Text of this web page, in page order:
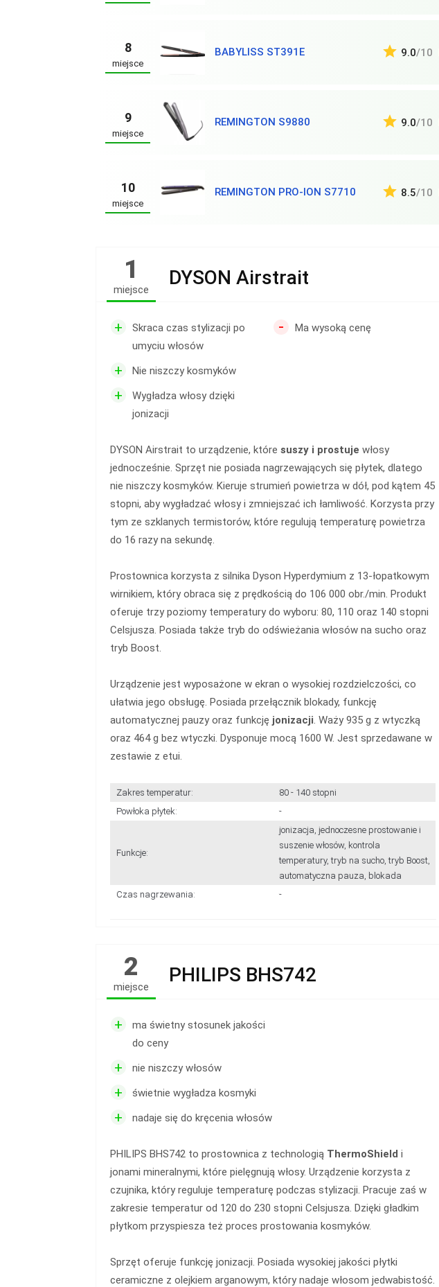
8
miejsce
BABYLISS ST391E 9.0/10
9
miejsce
REMINGTON S9880 9.0/10
10
miejsce
REMINGTON PRO-ION S7710 8.5/10
1
miejsce
DYSON Airstrait
+
Skraca czas stylizacji po
umyciu włosów
+ Nie niszczy kosmyków
+
Wygładza włosy dzięki
jonizacji
- Ma wysoką cenę
DYSON Airstrait to urządzenie, które suszy i prostuje włosy
jednocześnie. Sprzęt nie posiada nagrzewających się płytek, dlatego
nie niszczy kosmyków. Kieruje strumień powietrza w dół, pod kątem 45
stopni, aby wygładzać włosy i zmniejszać ich łamliwość. Korzysta przy
tym ze szklanych termistorów, które regulują temperaturę powietrza
do 16 razy na sekundę.
Prostownica korzysta z silnika Dyson Hyperdymium z 13-łopatkowym
wirnikiem, który obraca się z prędkością do 106 000 obr./min. Produkt
oferuje trzy poziomy temperatury do wyboru: 80, 110 oraz 140 stopni
Celsjusza. Posiada także tryb do odświeżania włosów na sucho oraz
tryb Boost.
Urządzenie jest wyposażone w ekran o wysokiej rozdzielczości, co
ułatwia jego obsługę. Posiada przełącznik blokady, funkcję
automatycznej pauzy oraz funkcję jonizacji. Waży 935 g z wtyczką
oraz 464 g bez wtyczki. Dysponuje mocą 1600 W. Jest sprzedawane w
zestawie z etui.
Zakres temperatur:
80 - 140 stopni
Powłoka płytek:
-
Funkcje:
jonizacja, jednoczesne prostowanie i
suszenie włosów, kontrola
temperatury, tryb na sucho, tryb Boost,
automatyczna pauza, blokada
Czas nagrzewania:
-
2
miejsce
PHILIPS BHS742
+
ma świetny stosunek jakości
do ceny
+ nie niszczy włosów
+ świetnie wygładza kosmyki
+ nadaje się do kręcenia włosów
PHILIPS BHS742 to prostownica z technologią ThermoShield i
jonami mineralnymi, które pielęgnują włosy. Urządzenie korzysta z
czujnika, który reguluje temperaturę podczas stylizacji. Pracuje zaś w
zakresie temperatur od 120 do 230 stopni Celsjusza. Dzięki gładkim
płytkom przyspiesza też proces prostowania kosmyków.
Sprzęt oferuje funkcję jonizacji. Posiada wysokiej jakości płytki
ceramiczne z olejkiem arganowym, który nadaje włosom jedwabistość.